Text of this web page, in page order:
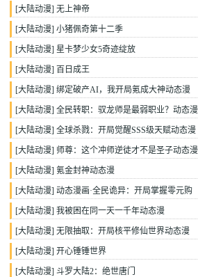
[大陆动漫]无上神帝
[大陆动漫]小猪佩奇第十二季
[大陆动漫]星卡梦少女5奇迹绽放
[大陆动漫] 百日成王
[大陆动漫]绑定破产AI，我开局氪成大神动态漫
[大陆动漫]全民转职：驭龙师是最弱职业？动态漫
[大陆动漫]全球杀戮：开局觉醒SSS级天赋动态漫
[大陆动漫] 师尊：这个冲师逆徒才不是圣子动态漫
[大陆动漫] 氪金封神动态漫
[大陆动漫]动态漫画·全民诡异：开局掌握零元购
[大陆动漫]我被困在同一天一千年动态漫
[大陆动漫]无限抽取：开局核平修仙世界动态漫
[大陆动漫]开心锤锤世界
[大陆动漫]斗罗大陆2：绝世唐门